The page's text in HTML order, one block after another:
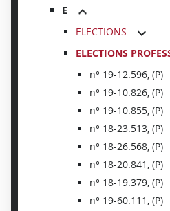
E
ELECTIONS
ELECTIONS
n° 19-12.596, (P)
n° 19-10.826, (P)
n° 19-10.855, (P)
n° 18-23.513, (P)
n° 18-26.568, (P)
n° 18-20.841, (P)
n° 18-19.379, (P)
n° 19-60.111, (P)